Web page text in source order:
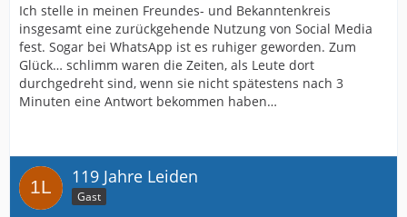
Ich stelle in meinen Freundes- und Bekanntenkreis
insgesamt eine zurückgehende Nutzung von Social Media
fest. Sogar bei WhatsApp ist es ruhiger geworden. Zum
Glück… schlimm waren die Zeiten, als Leute dort
durchgedreht sind, wenn sie nicht spätestens nach 3
Minuten eine Antwort bekommen haben…
119 Jahre Leiden
Gast